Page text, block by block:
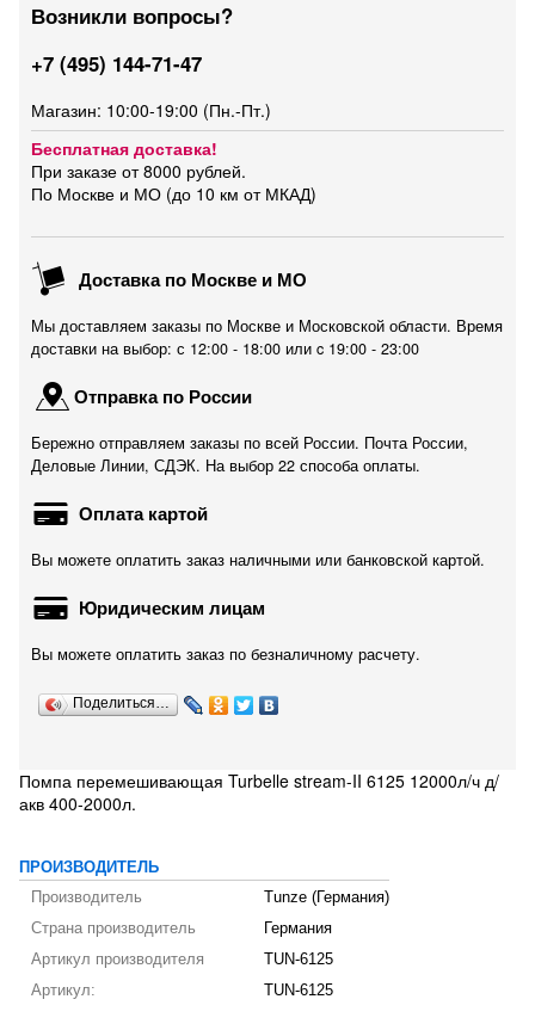
Возникли вопросы?
+7 (495) 144-71-47
Магазин: 10:00-19:00 (Пн.-Пт.)
Бесплатная доставка!
При заказе от 8000 рублей.
По Москве и МО (до 10 км от МКАД)
Доставка по Москве и МО
Мы доставляем заказы по Москве и Московской области. Время
доставки на выбор: с 12:00 - 18:00 или c 19:00 - 23:00
Отправка по России
Бережно отправляем заказы по всей России. Почта России,
Деловые Линии, СДЭК. На выбор 22 способа оплаты.
Оплата картой
Вы можете оплатить заказ наличными или банковской картой.
Юридическим лицам
Вы можете оплатить заказ по безналичному расчету.
Поделиться…
Помпа перемешивающая Turbelle stream-II 6125 12000л/ч д/
акв 400-2000л.
ПРОИЗВОДИТЕЛЬ
Производитель
Tunze (Германия)
Страна производитель
Германия
Артикул производителя
TUN-6125
Артикул:
TUN-6125